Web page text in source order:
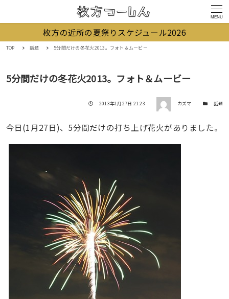
MENU
枚方の近所の夏祭りスケジュール2026
TOP 話題 5分間だけの冬花火2013。フォト＆ムービー
5分間だけの冬花火2013。フォト＆ムービー
投稿日
2013年1月27日 21:23 著者 カズマ カテゴリー
話題
今日(1月27日)、5分間だけの打ち上げ花火がありました。